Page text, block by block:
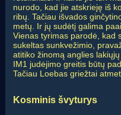
nurodo, kad jie atskrieję iš
ribų. Tačiau išvados
metų. Ir jų sudėtį galima
Vienas tyrimas parodė, kad
sukeltas sunkvežimio,
atitiko žinomą anglies
IM1 judėjimo greitis būtų
Tačiau Loebas griežtai
Kosminis švyturys